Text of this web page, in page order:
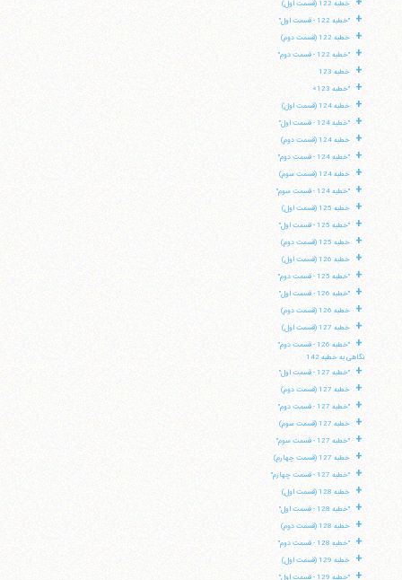
خطبه 122 (قسمت اول)
+ "خطبه 122 - قسمت اول"
+ خطبه 122 (قسمت دوم)
+ "خطبه 122 - قسمت دوم"
+ خطبه 123
+ "خطبه 123»
+ خطبه 124 (قسمت اول)
+ "خطبه 124 - قسمت اول"
+ خطبه 124 (قسمت دوم)
+ "خطبه 124 - قسمت دوم"
+ خطبه 124 (قسمت سوم)
+ "خطبه 124 - قسمت سوم"
+ خطبه 125 (قسمت اول)
+ "خطبه 125 - قسمت اول"
+ خطبه 125 (قسمت دوم)
+ خطبه 126 (قسمت اول)
+ "خطبه 125 - قسمت دوم"
+ "خطبه 126 - قسمت اول"
+ خطبه 126 (قسمت دوم)
+ خطبه 127 (قسمت اول)
+
"خطبه 126 - قسمت دوم"
نگاهی به خطبه 142
+ "خطبه 127 - قسمت اول"
+ خطبه 127 (قسمت دوم)
+ "خطبه 127 - قسمت دوم"
+ خطبه 127 (قسمت سوم)
+ "خطبه 127 - قسمت سوم"
+ خطبه 127 (قسمت چهارم)
+ "خطبه 127 - قسمت چهارم"
+ خطبه 128 (قسمت اول)
+ "خطبه 128 - قسمت اول"
+ خطبه 128 (قسمت دوم)
+ "خطبه 128 - قسمت دوم"
+ خطبه 129 (قسمت اول)
+ "خطبه 129 - قسمت اول"